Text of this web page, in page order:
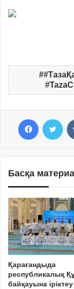
Басқа
Қарағандыда
республикалық
байқауына